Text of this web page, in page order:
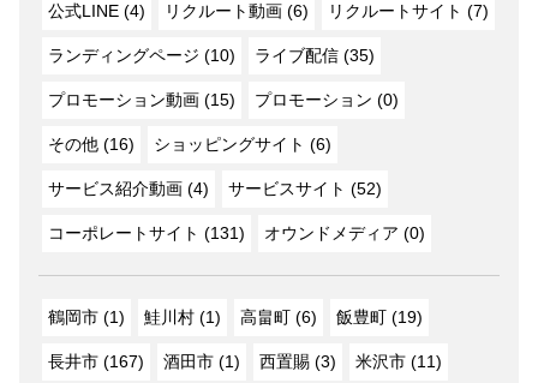
公式LINE (4) リクルート動画 (6) リクルートサイト (7)
ランディングページ (10) ライブ配信 (35)
プロモーション動画 (15) プロモーション (0)
その他 (16) ショッピングサイト (6)
サービス紹介動画 (4) サービスサイト (52)
コーポレートサイト (131) オウンドメディア (0)
鶴岡市 (1) 鮭川村 (1) 高畠町 (6) 飯豊町 (19)
長井市 (167) 酒田市 (1) 西置賜 (3) 米沢市 (11)